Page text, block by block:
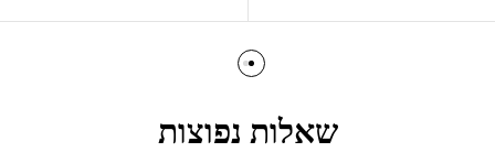
שאלות נפוצות